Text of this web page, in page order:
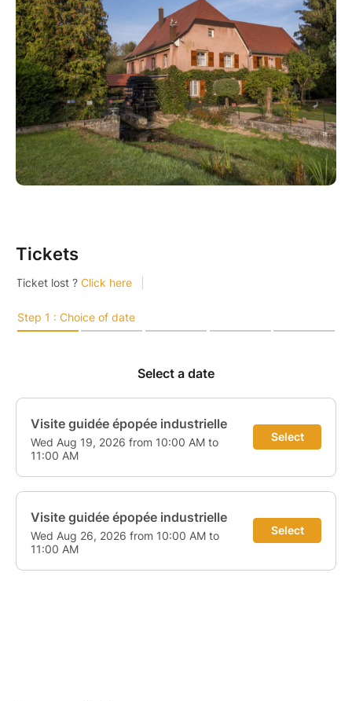
Info : en cas de vigilance météo, la visite guidée peut
être annulée à la demande de la guide, rdv 10 min
avant le départ.
Tickets